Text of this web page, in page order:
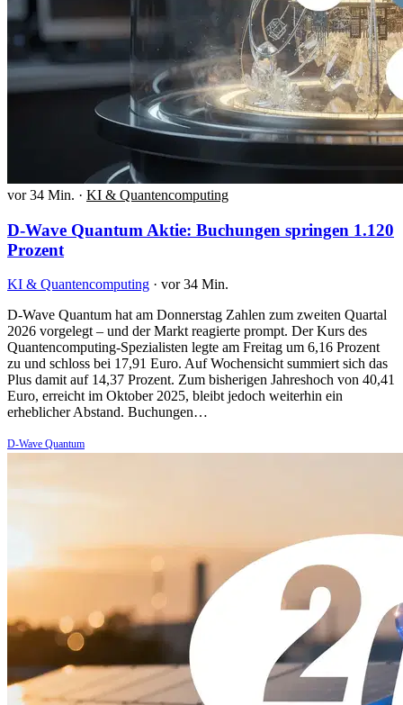
vor 34 Min. · KI & Quantencomputing
D-Wave Quantum Aktie: Buchungen springen 1.120
Prozent
KI & Quantencomputing · vor 34 Min.
D-Wave Quantum hat am Donnerstag Zahlen zum zweiten Quartal
2026 vorgelegt – und der Markt reagierte prompt. Der Kurs des
Quantencomputing-Spezialisten legte am Freitag um 6,16 Prozent
zu und schloss bei 17,91 Euro. Auf Wochensicht summiert sich das
Plus damit auf 14,37 Prozent. Zum bisherigen Jahreshoch von 40,41
Euro, erreicht im Oktober 2025, bleibt jedoch weiterhin ein
erheblicher Abstand. Buchungen…
D-Wave Quantum